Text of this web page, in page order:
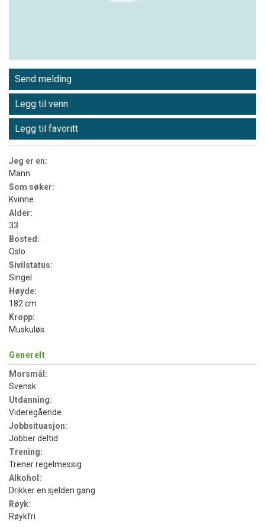
Send melding
Legg til venn
Legg til favoritt
Jeg er en:
Mann
Som søker:
Kvinne
Alder:
33
Bosted:
Oslo
Sivilstatus:
Singel
Høyde:
182 cm
Kropp:
Muskuløs
Generelt
Morsmål:
Svensk
Utdanning:
Videregående
Jobbsituasjon:
Jobber deltid
Trening:
Trener regelmessig
Alkohol:
Drikker en sjelden gang
Røyk:
Røykfri